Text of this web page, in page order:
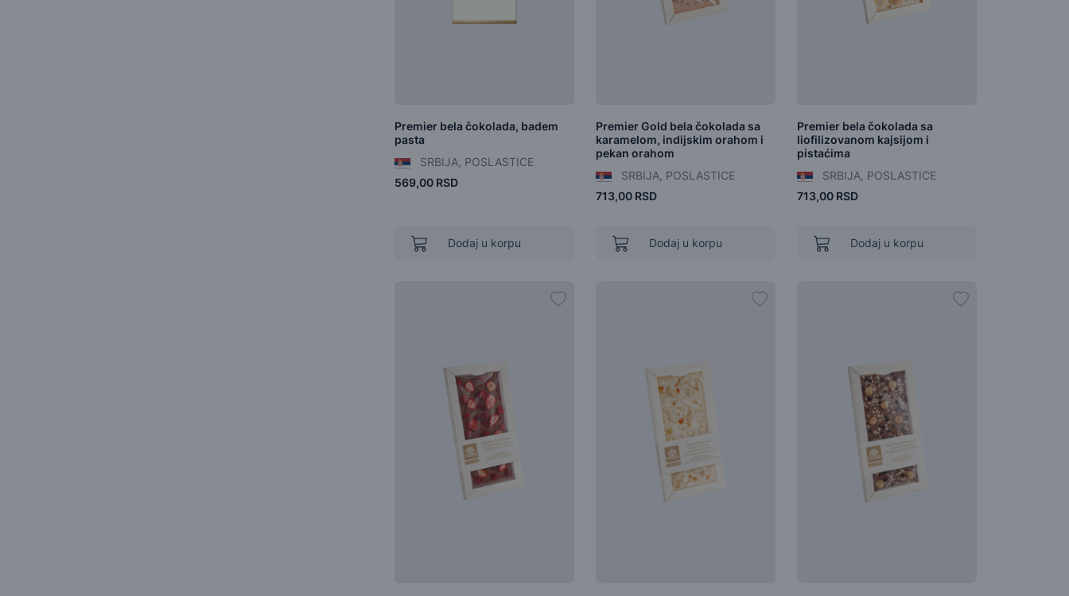
Premier bela čokolada, badem
pasta
SRBIJA, POSLASTICE
569,00 RSD
Dodaj u korpu
Premier Gold bela čokolada sa
karamelom, indijskim orahom i
pekan orahom
SRBIJA, POSLASTICE
713,00 RSD
Dodaj u korpu
Premier bela čokolada sa
liofilizovanom kajsijom i
pistaćima
SRBIJA, POSLASTICE
713,00 RSD
Dodaj u korpu